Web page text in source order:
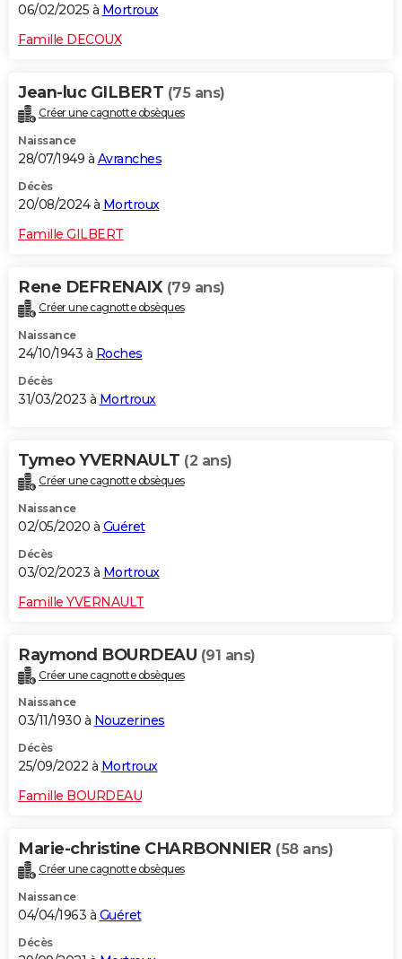
Carte de Noël
Carte Bonne année
Carte Saint-Valentin
Carte Pâques
Carte d'anniversaire
DICTIONNAIRE
Dictionnaire
Biographies
Citations
Expressions
Proverbes
PROGRAMME TV
S'inscrire
Se connecter
Lycées
Collèges
Primaires
Universités
Entreprises
Service militaire
Avis de recherche
AVIS DE DÉCÈS
FORUM
06/02/2025 à Mortroux
Famille DECOUX
Jean-luc GILBERT (75 ans)
Créer une cagnotte obsèques
Naissance
28/07/1949 à Avranches
Décès
20/08/2024 à Mortroux
Famille GILBERT
Rene DEFRENAIX (79 ans)
Créer une cagnotte obsèques
Naissance
24/10/1943 à Roches
Décès
31/03/2023 à Mortroux
Tymeo YVERNAULT (2 ans)
Créer une cagnotte obsèques
Naissance
02/05/2020 à Guéret
Décès
03/02/2023 à Mortroux
Famille YVERNAULT
Raymond BOURDEAU (91 ans)
Créer une cagnotte obsèques
Naissance
03/11/1930 à Nouzerines
Décès
25/09/2022 à Mortroux
Famille BOURDEAU
Marie-christine CHARBONNIER (58 ans)
Créer une cagnotte obsèques
Naissance
04/04/1963 à Guéret
Décès